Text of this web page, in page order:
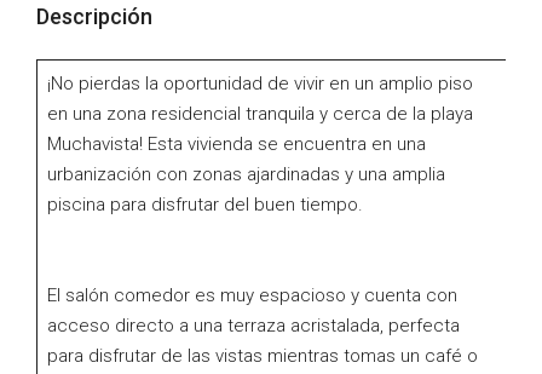
Descripción
¡No pierdas la oportunidad de vivir en un amplio piso
en una zona residencial tranquila y cerca de la playa
Muchavista! Esta vivienda se encuentra en una
urbanización con zonas ajardinadas y una amplia
piscina para disfrutar del buen tiempo.
El salón comedor es muy espacioso y cuenta con
acceso directo a una terraza acristalada, perfecta
para disfrutar de las vistas mientras tomas un café o